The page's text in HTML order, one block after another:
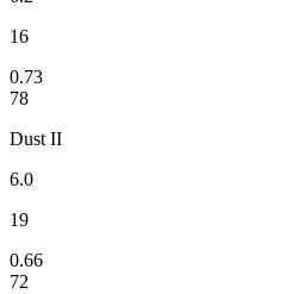
16
0.73
78
Dust II
6.0
19
0.66
72